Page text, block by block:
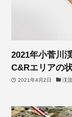
2021年小菅川
C&Rエリアの
2021年4月2日 渓